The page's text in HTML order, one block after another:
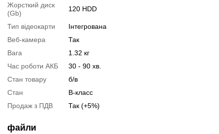
"Аксесуари" разом з основним товаром.
Специфікація, тести та технічні звіти
Специфікація процесора:
Тестування процесора: Intel Atom N270
Жорсткий диск
(Gb)
120 HDD
Тип відеокарти
Інтегрована
Веб-камера
Так
Вага
1.32 кг
Час роботи АКБ
30 - 90 хв.
Стан товару
б/в
Стан
B-класс
Продаж з ПДВ
Так (+5%)
файли